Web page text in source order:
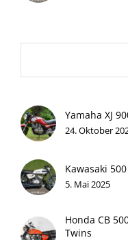
Yamaha XJ
24. Oktober
Kawasaki
5. Mai 2025
Honda CB
Twins